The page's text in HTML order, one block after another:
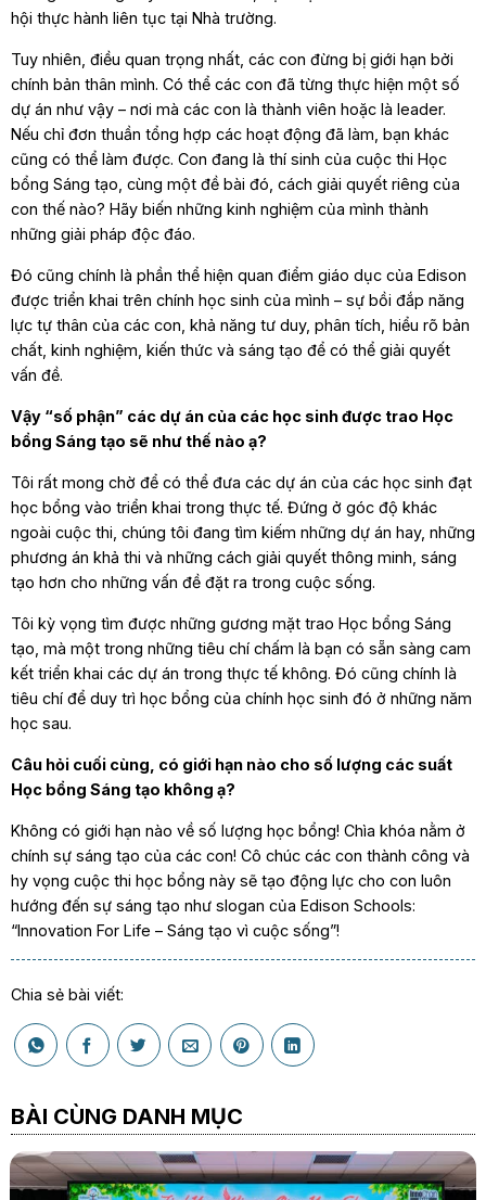
hội thực hành liên tục tại Nhà trường.
Tuy nhiên, điều quan trọng nhất, các con đừng bị giới hạn bởi
chính bản thân mình. Có thể các con đã từng thực hiện một số
dự án như vậy – nơi mà các con là thành viên hoặc là leader.
Nếu chỉ đơn thuần tổng hợp các hoạt động đã làm, bạn khác
cũng có thể làm được. Con đang là thí sinh của cuộc thi Học
bổng Sáng tạo, cùng một đề bài đó, cách giải quyết riêng của
con thế nào? Hãy biến những kinh nghiệm của mình thành
những giải pháp độc đáo.
Đó cũng chính là phần thể hiện quan điểm giáo dục của Edison
được triển khai trên chính học sinh của mình – sự bồi đắp năng
lực tự thân của các con, khả năng tư duy, phân tích, hiểu rõ bản
chất, kinh nghiệm, kiến thức và sáng tạo để có thể giải quyết
vấn đề.
Vậy “số phận” các dự án của các học sinh được trao Học
bổng Sáng tạo sẽ như thế nào ạ?
Tôi rất mong chờ để có thể đưa các dự án của các học sinh đạt
học bổng vào triển khai trong thực tế. Đứng ở góc độ khác
ngoài cuộc thi, chúng tôi đang tìm kiếm những dự án hay, những
phương án khả thi và những cách giải quyết thông minh, sáng
tạo hơn cho những vấn đề đặt ra trong cuộc sống.
Tôi kỳ vọng tìm được những gương mặt trao Học bổng Sáng
tạo, mà một trong những tiêu chí chấm là bạn có sẵn sàng cam
kết triển khai các dự án trong thực tế không. Đó cũng chính là
tiêu chí để duy trì học bổng của chính học sinh đó ở những năm
học sau.
Câu hỏi cuối cùng, có giới hạn nào cho số lượng các suất
Học bổng Sáng tạo không ạ?
Không có giới hạn nào về số lượng học bổng! Chìa khóa nằm ở
chính sự sáng tạo của các con! Cô chúc các con thành công và
hy vọng cuộc thi học bổng này sẽ tạo động lực cho con luôn
hướng đến sự sáng tạo như slogan của Edison Schools:
“Innovation For Life – Sáng tạo vì cuộc sống”!
Chia sẻ bài viết:
BÀI CÙNG DANH MỤC